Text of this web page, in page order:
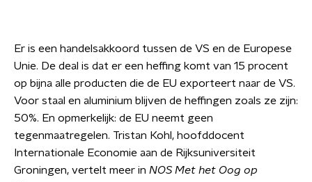
Er is een handelsakkoord tussen de VS en de Europese
Unie. De deal is dat er een heffing komt van 15 procent
op bijna alle producten die de EU exporteert naar de VS.
Voor staal en aluminium blijven de heffingen zoals ze zijn:
50%. En opmerkelijk: de EU neemt geen
tegenmaatregelen. Tristan Kohl, hoofddocent
Internationale Economie aan de Rijksuniversiteit
Groningen, vertelt meer in NOS Met het Oog op